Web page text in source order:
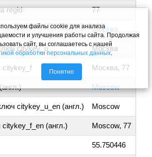
regid 77
Москва
citykey_u Москва
Москва, 77
Moscow
citykey_u_en (англ.) Moscow
(англ.) Moscow, 77
55.750446
файлы cookie для анализа
и улучшения работы сайта. Продолжая
сайт, вы соглашаетесь с нашей
обработки персональных данных.
Понятно